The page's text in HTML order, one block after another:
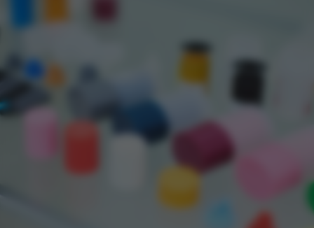
気軽にお問い合わせください。
74-0373